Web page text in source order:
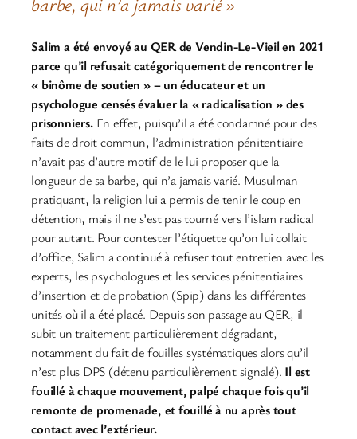
Salim a été envoyé au QER de Vendin-Le-Vieil en 2021
parce qu’il refusait catégoriquement de rencontrer le
« binôme de soutien » – un éducateur et un
psychologue censés évaluer la « radicalisation » des
prisonniers.En effet, puisqu’il a été condamné pour des
faits de droit commun, l’administration pénitentiaire
n’avait pas d’autre motif de le lui proposer que la
longueur de sa barbe, qui n’a jamais varié. Musulman
pratiquant, la religion lui a permis de tenir le coup en
détention, mais il ne s’est pas tourné vers l’islam radical
pour autant. Pour contester l’étiquette qu’on lui collait
d’office, Salim a continué à refuser tout entretien avec les
experts, les psychologues et les services pénitentiaires
d’insertion et de probation (Spip) dans les différentes
unités où il a été placé. Depuis son passage au QER, il
subit un traitement particulièrement dégradant,
notamment du fait de fouilles systématiques alors qu’il
n’est plus DPS (détenu particulièrement signalé). Il est
fouillé à chaque mouvement, palpé chaque fois qu’il
remonte de promenade, et fouillé à nu après tout
contact avec l’extérieur.